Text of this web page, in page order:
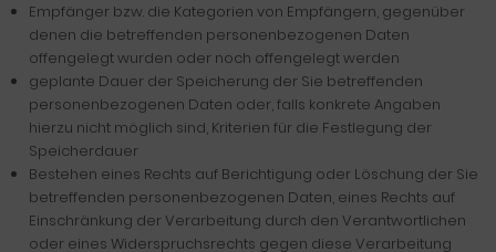
Empfänger bzw. die Kategorien von Empfängern, gegenüber
denen die betreffenden personenbezogenen Daten
offengelegt wurden oder noch offengelegt werden
geplante Dauer der Speicherung der Sie betreffenden
personenbezogenen Daten oder, falls konkrete Angaben
hierzu nicht möglich sind, Kriterien für die Festlegung der
Speicherdauer
Bestehen eines Rechts auf Berichtigung oder Löschung der Sie
betreffenden personenbezogenen Daten, eines Rechts auf
Einschränkung der Verarbeitung durch den Verantwortlichen
oder eines Widerspruchsrechts gegen diese Verarbeitung